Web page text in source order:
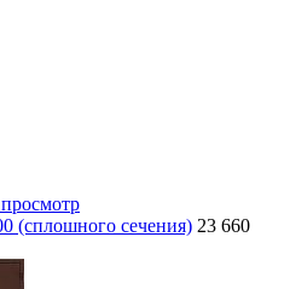
(сплошного сечения) 23 660